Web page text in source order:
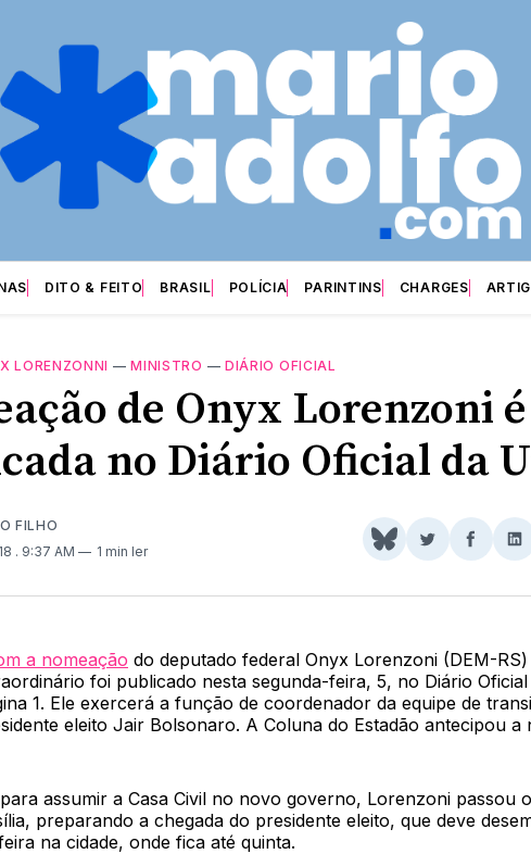
DITO & FEITO BRASIL POLÍCIA PARINTINS CHARGES
LORENZONNI —MINISTRO — DIÁRIO OFICIAL
de Onyx Lorenzoni é
no Diário Oficial da
FILHO
. 9:37 AM 1 min ler
Share
BlueSkyTwitter
a nomeação do deputado federal Onyx Lorenzoni (DEM-
foi publicado nesta segunda-feira, 5, no Diário
1. Ele exercerá a função de coordenador da equipe de
eleito Jair Bolsonaro. A Coluna do Estadão antecipou a
assumir a Casa Civil no novo governo, Lorenzoni passou
preparando a chegada do presidente eleito, que deve
na cidade, onde fica até quinta.